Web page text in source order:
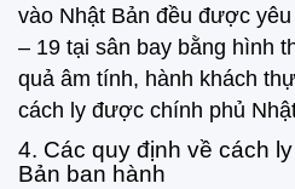
vào Nhật Bản đều được
– 19 tại sân bay bằng hình
quả âm tính, hành khách
cách ly được chính phủ
4. Các quy định về cách
Bản ban hành